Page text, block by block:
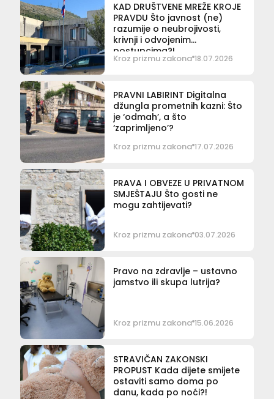
KAD DRUŠTVENE MREŽE KROJE
PRAVDU Što javnost (ne)
razumije o neubrojivosti,
krivnji i odvojenim
postupcima?!
Kroz prizmu zakona 18.07.2026
PRAVNI LABIRINT Digitalna
džungla prometnih kazni: Što
je ‘odmah’, a što
‘zaprimljeno’?
Kroz prizmu zakona 17.07.2026
PRAVA I OBVEZE U PRIVATNOM
SMJEŠTAJU Što gosti ne
mogu zahtijevati?
Kroz prizmu zakona 03.07.2026
Pravo na zdravlje – ustavno
jamstvo ili skupa lutrija?
Kroz prizmu zakona 15.06.2026
STRAVIČAN ZAKONSKI
PROPUST Kada dijete smijete
ostaviti samo doma po
danu, kada po noći?!